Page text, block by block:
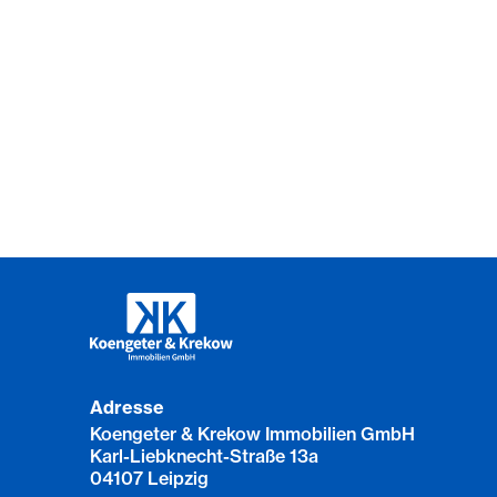
Adresse
Koengeter & Krekow Immobilien GmbH
Karl-Liebknecht-Straße 13a
04107 Leipzig